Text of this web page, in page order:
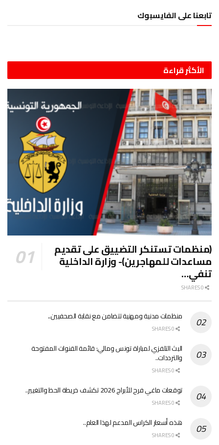
تابعنا على الفايسبوك
الأكثر قراءة
(منظمات تستنكر التضييق على تقديم
مساعدات للمهاجرين)- وزارة الداخلية
تنفي…
منظمات مدنية ومهنية تتضامن مع نقابة الصحفيين..
البث التلفزي لمباراة تونس ومالي: قائمة القنوات المفتوحة
والترددات..
توقعات ماغي فرح للأبراج 2026 تكشف خريطة الحظ والتغيير..
هذه أسعار الكراس المدعم لهذا العام..